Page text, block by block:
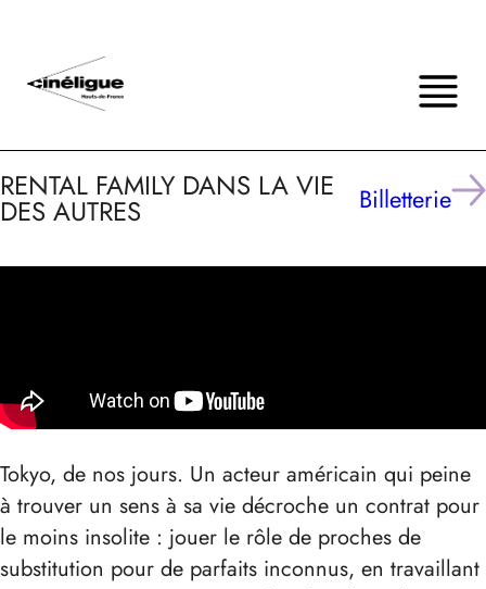
RENTAL FAMILY DANS LA VIE
DES AUTRES Billetterie
Tokyo, de nos jours. Un acteur américain qui peine
à trouver un sens à sa vie décroche un contrat pour
le moins insolite : jouer le rôle de proches de
substitution pour de parfaits inconnus, en travaillant